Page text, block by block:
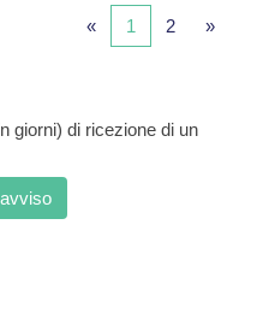
« 1 2 »
giorni) di ricezione di un